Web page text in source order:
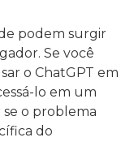
podem surgir
Se você
o ChatGPT em
lo em um
o problema
do